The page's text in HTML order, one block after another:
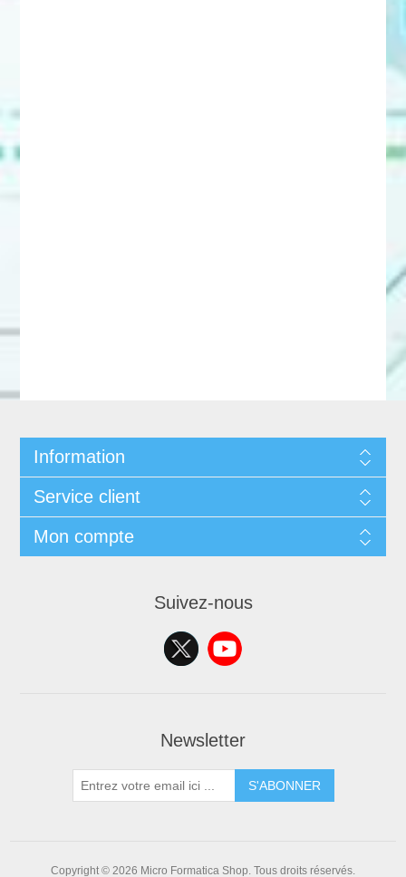
Information
Service client
Mon compte
Suivez-nous
Newsletter
S'ABONNER
Copyright © 2026 Micro Formatica Shop. Tous droits réservés.